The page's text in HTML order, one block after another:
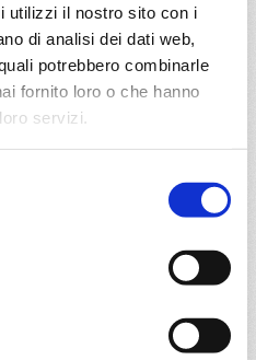
utilizzi il nostro sito con i
di analisi dei dati web,
potrebbero combinarle
fornito loro o che hanno
servizi.
853
Meraviglia
Ketchikan, Svartisen